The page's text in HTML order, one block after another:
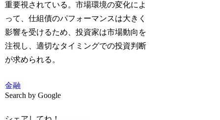
重要視されている。市場環境の変化によ
って、仕組債のパフォーマンスは大きく
影響を受けるため、投資家は市場動向を
注視し、適切なタイミングでの投資判断
が求められる。
金融
Search by Google